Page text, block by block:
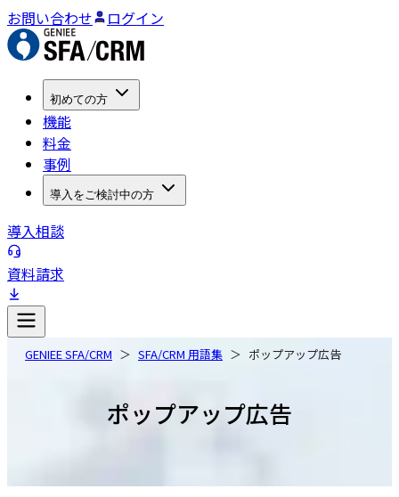
お問い合わせ ログイン
初めての方
機能
料金
事例
導入をご検討中の方
導入相談
資料請求
GENIEE SFA/CRM SFA/CRM 用語集 ポップアップ広告
ポップアップ広告